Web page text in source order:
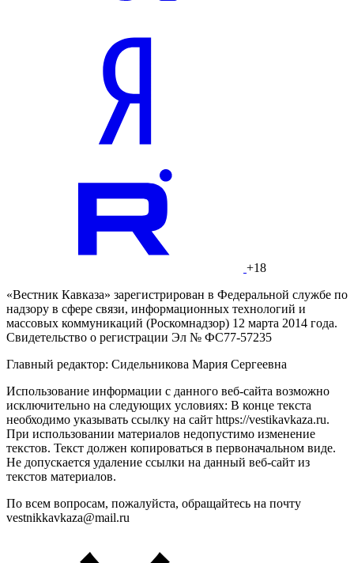
+18
«Вестник Кавказа» зарегистрирован в Федеральной службе по
надзору в сфере связи, информационных технологий и
массовых коммуникаций (Роскомнадзор) 12 марта 2014 года.
Свидетельство о регистрации Эл № ФС77-57235
Главный редактор: Сидельникова Мария Сергеевна
Использование информации с данного веб-сайта возможно
исключительно на следующих условиях: В конце текста
необходимо указывать ссылку на сайт https://vestikavkaza.ru.
При использовании материалов недопустимо изменение
текстов. Текст должен копироваться в первоначальном виде.
Не допускается удаление ссылки на данный веб-сайт из
текстов материалов.
По всем вопросам, пожалуйста, обращайтесь на почту
vestnikkavkaza@mail.ru